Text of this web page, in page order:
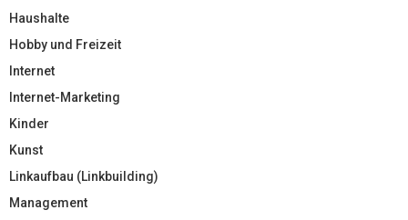
Haushalte
Hobby und Freizeit
Internet
Internet-Marketing
Kinder
Kunst
Linkaufbau (Linkbuilding)
Management